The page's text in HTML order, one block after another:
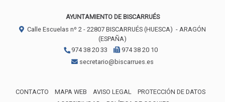
AYUNTAMIENTO DE BISCARRUÉS
Calle Escuelas nº 2 - 22807 BISCARRUÉS (HUESCA) - ARAGÓN
(ESPAÑA)
974 38 20 33
974 38 20 10
secretario@biscarrues.es
CONTACTO MAPA WEB AVISO LEGAL
PROTECCIÓN DE DATOS